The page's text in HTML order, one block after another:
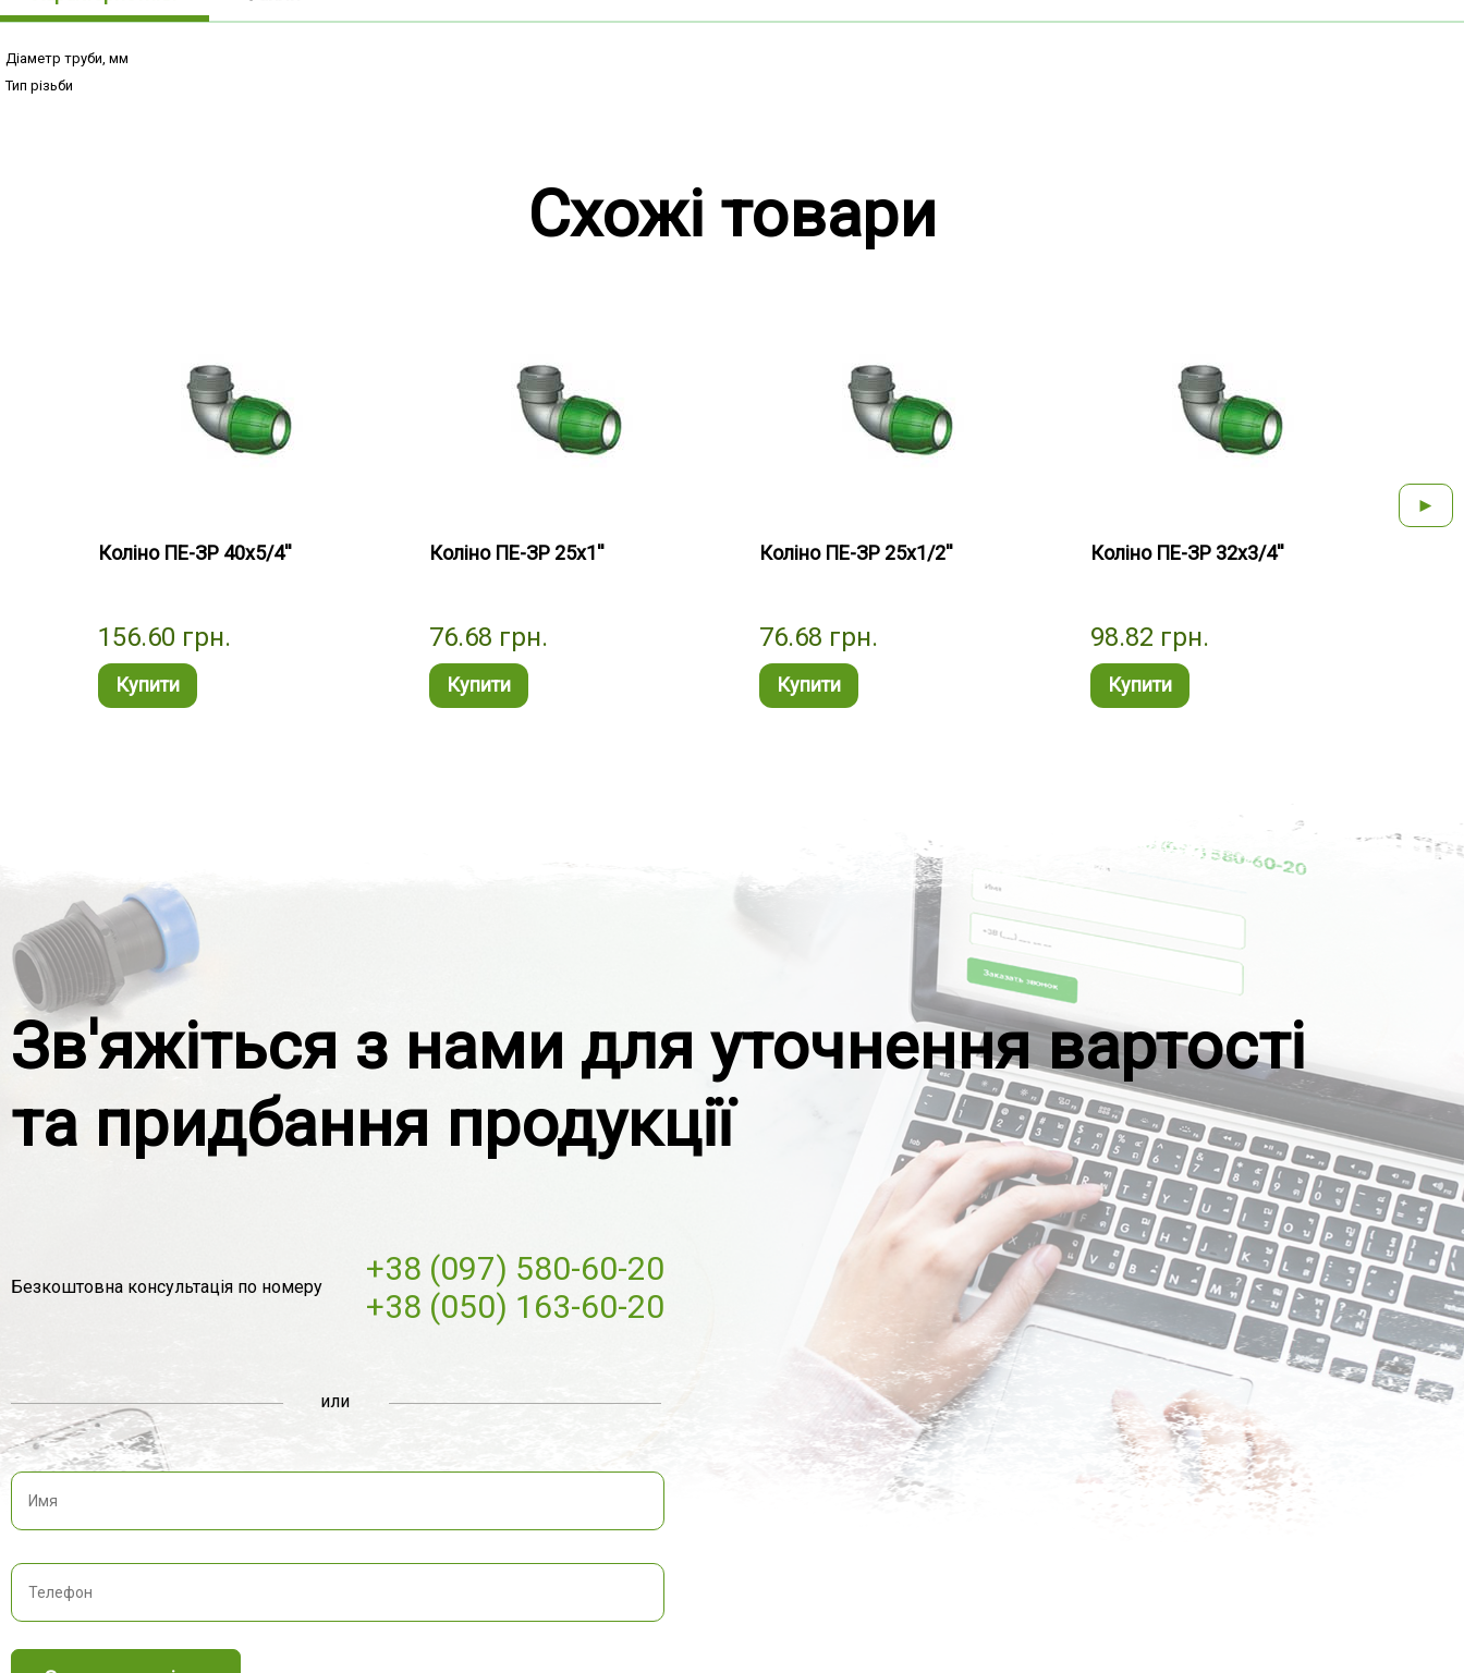
Діаметр труби, мм
Тип різьби
Схожі товари
Коліно ПЕ-ЗР 40х5/4''
156.60 грн.
Купити
Коліно ПЕ-ЗР 25х1''
76.68 грн.
Купити
Коліно ПЕ-ЗР 25х1/2''
76.68 грн.
Купити
Коліно ПЕ-ЗР 32х3/4''
98.82 грн.
Купити
►
Зв'яжіться з нами для уточнення вартості
та придбання продукції
Безкоштовна консультація по номеру
+38 (097) 580-60-20
+38 (050) 163-60-20
или